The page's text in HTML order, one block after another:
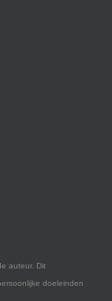
auteur. Dit
doeleinden